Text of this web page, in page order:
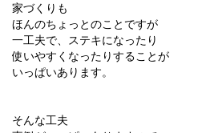
家づくりも
ほんのちょっとのことですが
一工夫で、ステキになったり
使いやすくなったりすることが
いっぱいあります。
そんな工夫